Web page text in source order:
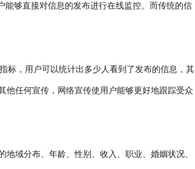
够直接对信息的发布进行在线监控。而传统的信
标，用户可以统计出多少人看到了发布的信息，其
他任何宣传，网络宣传使用户能够更好地跟踪受众
域分布、年龄、性别、收入、职业、婚姻状况、